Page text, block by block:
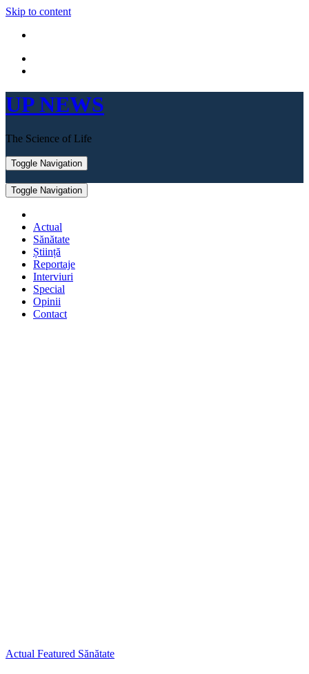
Skip to content
UP NEWS
The Science of Life
Toggle Navigation
Toggle Navigation
Actual
Sănătate
Știință
Reportaje
Interviuri
Special
Opinii
Contact
Actual Featured Sănătate